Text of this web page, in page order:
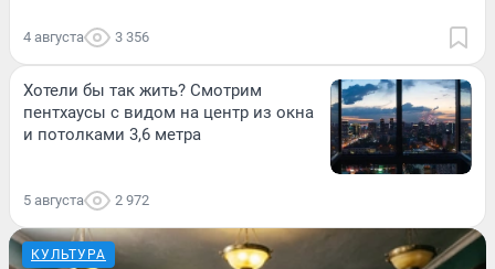
4 августа 3 356
Хотели бы так жить? Смотрим
пентхаусы с видом на центр из окна
и потолками 3,6 метра
5 августа 2 972
КУЛЬТУРА